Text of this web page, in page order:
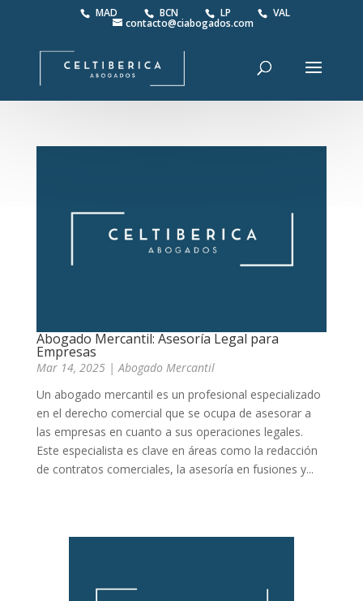
MAD BCN LP VAL
contacto@ciabogados.com
Abogado Mercantil: Asesoría Legal para
Empresas
Mar 14, 2025|Abogado Mercantil
Un abogado mercantil es un profesional especializado
en el derecho comercial que se ocupa de asesorar a
las empresas en cuanto a sus operaciones legales.
Este especialista es clave en áreas como la redacción
de contratos comerciales, la asesoría en fusiones y...